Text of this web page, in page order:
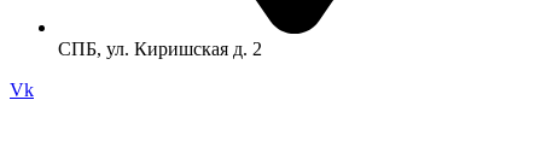
СПБ, ул. Киришская д. 2
Vk